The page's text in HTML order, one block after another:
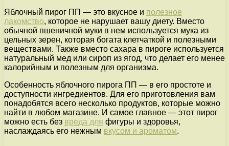
Яблочный пирог ПП — это вкусное и полезное
лакомство, которое не нарушает вашу диету. Вместо
обычной пшеничной муки в нем используется мука из
цельных зерен, которая богата клетчаткой и полезными
веществами. Также вместо сахара в пироге используется
натуральный мед или сироп из ягод, что делает его менее
калорийным и полезным для организма.
Особенность яблочного пирога ПП — в его простоте и
доступности ингредиентов. Для его приготовления вам
понадобятся всего несколько продуктов, которые можно
найти в любом магазине. И самое главное — этот пирог
можно есть без вреда для фигуры и здоровья,
наслаждаясь его нежным вкусом и ароматом.